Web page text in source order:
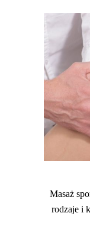
Masaż
rodzaje i